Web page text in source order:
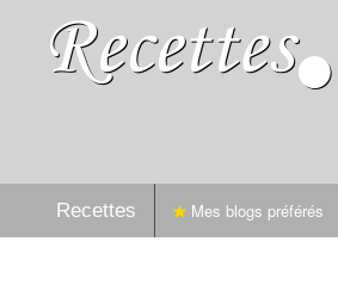
Recettes Mes blogs préférés